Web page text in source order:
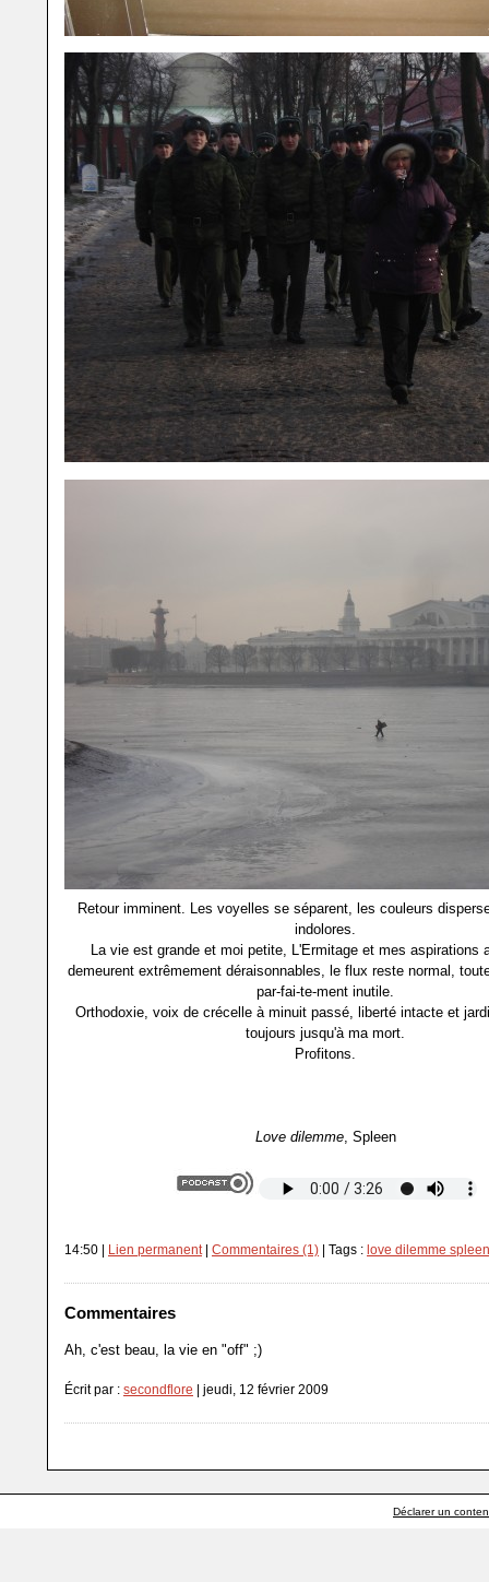
Retour imminent. Les voyelles se séparent, les couleurs
indolores.
La vie est grande et moi petite, L'Ermitage et mes aspirations
demeurent extrêmement déraisonnables, le flux reste normal,
par-fai-te-ment inutile.
Orthodoxie, voix de crécelle à minuit passé, liberté intacte et
toujours jusqu'à ma mort.
Profitons.
Love dilemme, Spleen
14:50 | Lien permanent | Commentaires (1) | Tags : love dilemme spleen
Commentaires
Ah, c'est beau, la vie en "off" ;)
Écrit par : secondflore | jeudi, 12 février 2009
Déclarer un